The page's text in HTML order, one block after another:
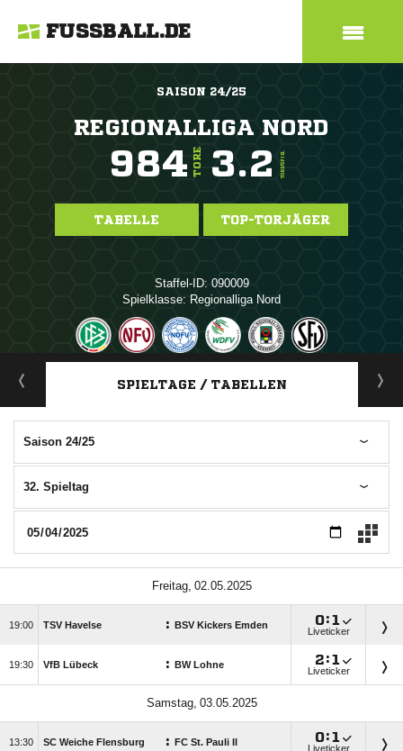
FUSSBALL.DE
SAISON 24/25
REGIONALLIGA NORD
984 TORE 3.2 TORE/SPIEL
TABELLE TOP-TORJÄGER
Staffel-ID: 090009
Spielklasse: Regionalliga Nord
ANZEIGE
SPIELTAGE / TABELLEN
Saison 24/25
32. Spieltag
 
 TSV Havelse : BSV Kickers Emden :
Liveticker
 VfB Lübeck : BW Lohne :
Liveticker
 
 SC Weiche Flensburg : FC St. Pauli II :
Liveticker